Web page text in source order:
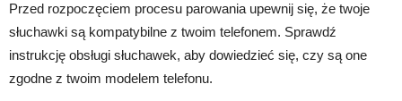
Przed rozpoczęciem procesu parowania upewnij się, że twoje
słuchawki są kompatybilne z twoim telefonem. Sprawdź
instrukcję obsługi słuchawek, aby dowiedzieć się, czy są one
zgodne z twoim modelem telefonu.